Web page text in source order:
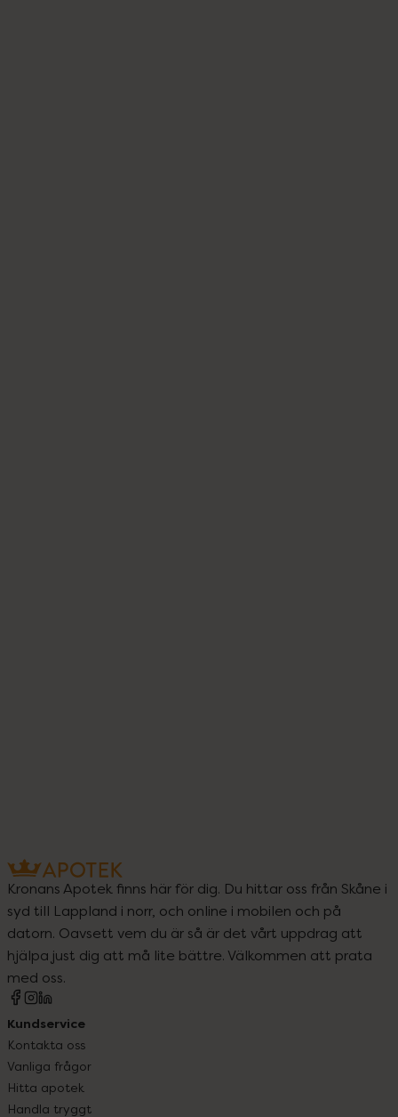
Kronans Apotek finns här för dig. Du hittar oss från Skåne i
syd till Lappland i norr, och online i mobilen och på
datorn. Oavsett vem du är så är det vårt uppdrag att
hjälpa just dig att må lite bättre. Välkommen att prata
med oss.
Kundservice
Kontakta oss
Vanliga frågor
Hitta apotek
Handla tryggt